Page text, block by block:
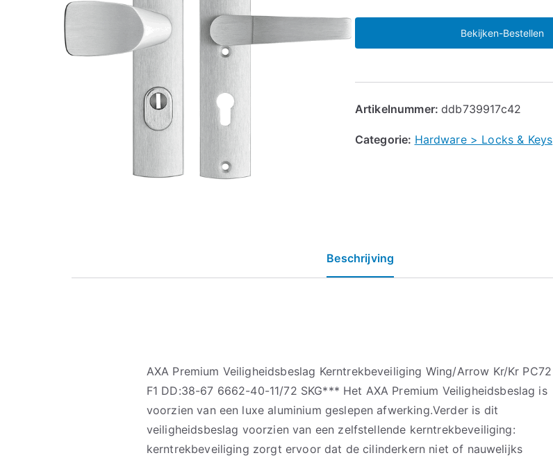
Bekijken-Bestellen
Artikelnummer:ddb739917c42
Categorie: Hardware > Locks & Keys
Beschrijving
AXA Premium Veiligheidsbeslag Kerntrekbeveiliging Wing/Arrow Kr/Kr PC72
F1 DD:38-67 6662-40-11/72 SKG*** Het AXA Premium Veiligheidsbeslag is
voorzien van een luxe aluminium geslepen afwerking.Verder is dit
veiligheidsbeslag voorzien van een zelfstellende kerntrekbeveiliging:
kerntrekbeveiliging zorgt ervoor dat de cilinderkern niet of nauwelijks